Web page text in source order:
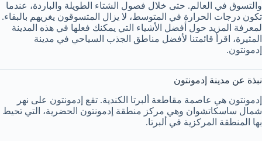
والتسوق في العالم. حتى خلال فصول الشتاء الطويلة والباردة، عندما
تكون درجات الحرارة في المتوسط، لا يزال المتسوقون يغريهم بالبقاء.
لمعرفة المزيد حول أفضل الأشياء التي يمكنك فعلها في هذه المدينة
المثيرة، اقرأ قائمتنا لأفضل مناطق الجذب السياحي في مدينة
إدمونتون.
نبذة عن مدينة إدمونتون
إدمونتون هي عاصمة مقاطعة ألبرتا الكندية. تقع إدمونتون على نهر
شمال ساسكاتشوان وهي مركز منطقة إدمونتون الحضرية، التي تحيط
بها المنطقة المركزية في ألبرتا.